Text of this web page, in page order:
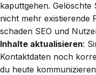
kaputtgehen. Gelöschte
nicht mehr existierende
schaden SEO und
Inhalte aktualisieren:
Kontaktdaten noch
du heute